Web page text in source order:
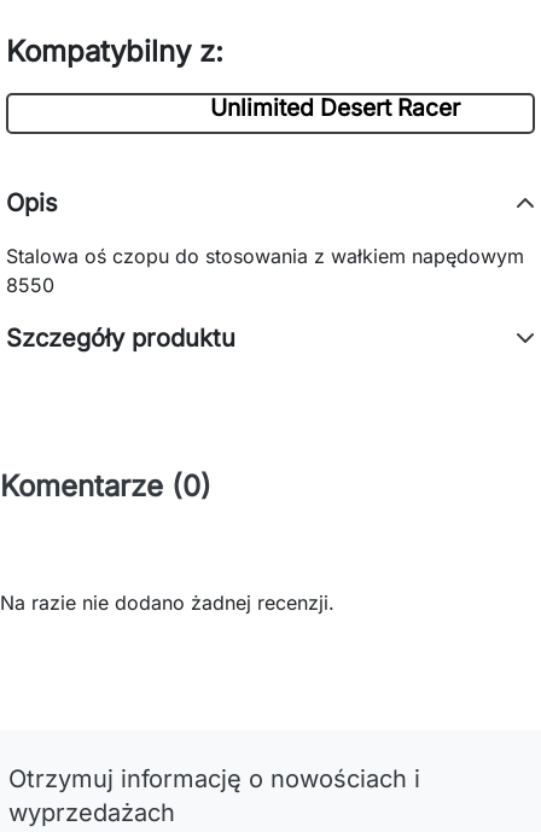
Kompatybilny z:
Unlimited Desert Racer
Opis
Stalowa oś czopu do stosowania z wałkiem napędowym
8550
Szczegóły produktu
Komentarze (0)
Na razie nie dodano żadnej recenzji.
Otrzymuj informację o nowościach i
wyprzedażach